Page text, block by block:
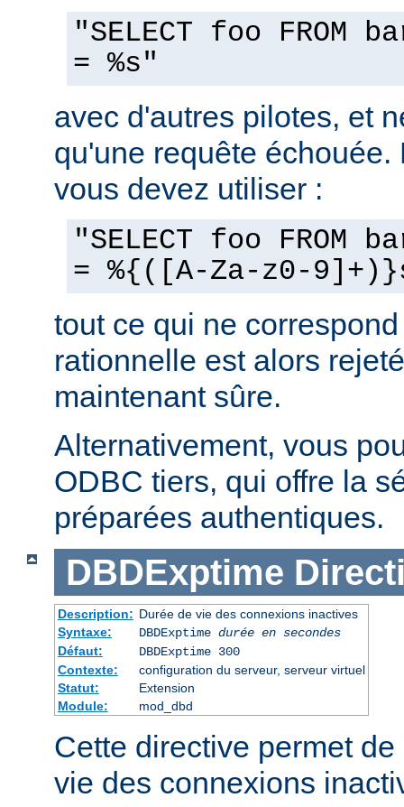
"SELECT foo FROM
= %s"
avec d'autres pilotes, et
qu'une requête
vous devez utiliser :
"SELECT foo FROM
= %{([A-Za-z0-
tout ce qui ne
rationnelle est alors
maintenant sûre.
Alternativement, vous
ODBC tiers, qui offre la
préparées authentiques.
DBDExptime
Description: Durée de vie des connexions inactives
Syntaxe:
DBDExptime durée en secondes
Défaut:
DBDExptime 300
Contexte:
configuration du serveur, serveur virtuel
Statut:
Extension
Module:
mod_dbd
Cette directive permet
vie des connexions